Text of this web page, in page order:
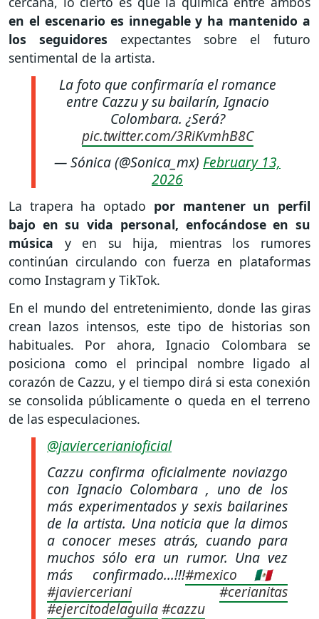
en el escenario es innegable y ha mantenido a
los seguidores expectantes sobre el futuro
sentimental de la artista.
La foto que confirmaría el romance
entre Cazzu y su bailarín, Ignacio
Colombara. ¿Será?
pic.twitter.com/3RiKvmhB8C
— Sónica (@Sonica_mx) February 13,
2026
La trapera ha optado por mantener un perfil
bajo en su vida personal, enfocándose en su
música y en su hija, mientras los rumores
continúan circulando con fuerza en plataformas
como Instagram y TikTok.
En el mundo del entretenimiento, donde las giras
crean lazos intensos, este tipo de historias son
habituales. Por ahora, Ignacio Colombara se
posiciona como el principal nombre ligado al
corazón de Cazzu, y el tiempo dirá si esta conexión
se consolida públicamente o queda en el terreno
de las especulaciones.
@javiercerianioficial
Cazzu confirma oficialmente noviazgo
con Ignacio Colombara , uno de los
más experimentados y sexis bailarines
de la artista. Una noticia que la dimos
a conocer meses atrás, cuando para
muchos sólo era un rumor. Una vez
más confirmado...!!!#mexico🇲🇽
#javierceriani
#cerianitas
#ejercitodelaguila#cazzu